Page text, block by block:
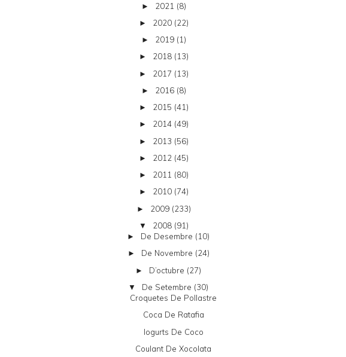
► 2021 (8)
► 2020 (22)
► 2019 (1)
► 2018 (13)
► 2017 (13)
► 2016 (8)
► 2015 (41)
► 2014 (49)
► 2013 (56)
► 2012 (45)
► 2011 (80)
► 2010 (74)
► 2009 (233)
▼ 2008 (91)
► De Desembre (10)
► De Novembre (24)
► D’octubre (27)
▼ De Setembre (30)
Croquetes De Pollastre
Coca De Ratafia
Iogurts De Coco
Coulant De Xocolata